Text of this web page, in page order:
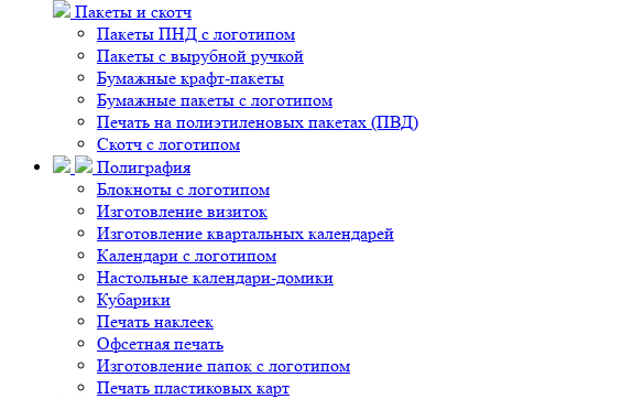
Пакеты и скотч
Пакеты ПНД с логотипом
Пакеты с вырубной ручкой
Бумажные крафт-пакеты
Бумажные пакеты с логотипом
Печать на полиэтиленовых пакетах (ПВД)
Скотч с логотипом
Полиграфия
Блокноты с логотипом
Изготовление визиток
Изготовление квартальных календарей
Календари с логотипом
Настольные календари-домики
Кубарики
Печать наклеек
Офсетная печать
Изготовление папок с логотипом
Печать пластиковых карт